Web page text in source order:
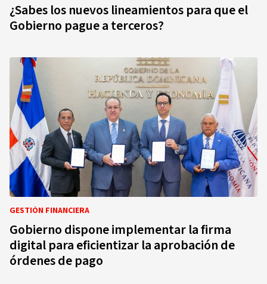
¿Sabes los nuevos lineamientos para que el
Gobierno pague a terceros?
GESTIÓN FINANCIERA
Gobierno dispone implementar la firma
digital para eficientizar la aprobación de
órdenes de pago